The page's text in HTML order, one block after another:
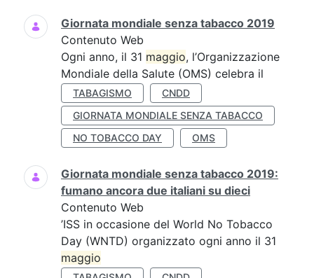
Giornata mondiale senza tabacco 2019
Contenuto Web
Ogni anno, il 31 maggio, l’Organizzazione
Mondiale della Salute (OMS) celebra il
TABAGISMO
CNDD
GIORNATA MONDIALE SENZA TABACCO
NO TOBACCO DAY
OMS
Giornata mondiale senza tabacco 2019:
fumano ancora due italiani su dieci
Contenuto Web
’ISS in occasione del World No Tobacco
Day (WNTD) organizzato ogni anno il 31
maggio